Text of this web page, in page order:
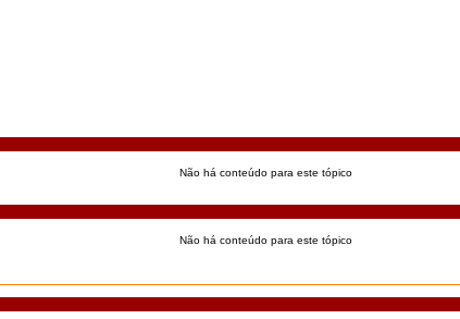
Não há conteúdo para este tópico
Não há conteúdo para este tópico